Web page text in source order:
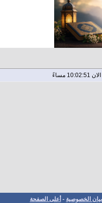
بيان الخصوصية - أعلى الصفحة